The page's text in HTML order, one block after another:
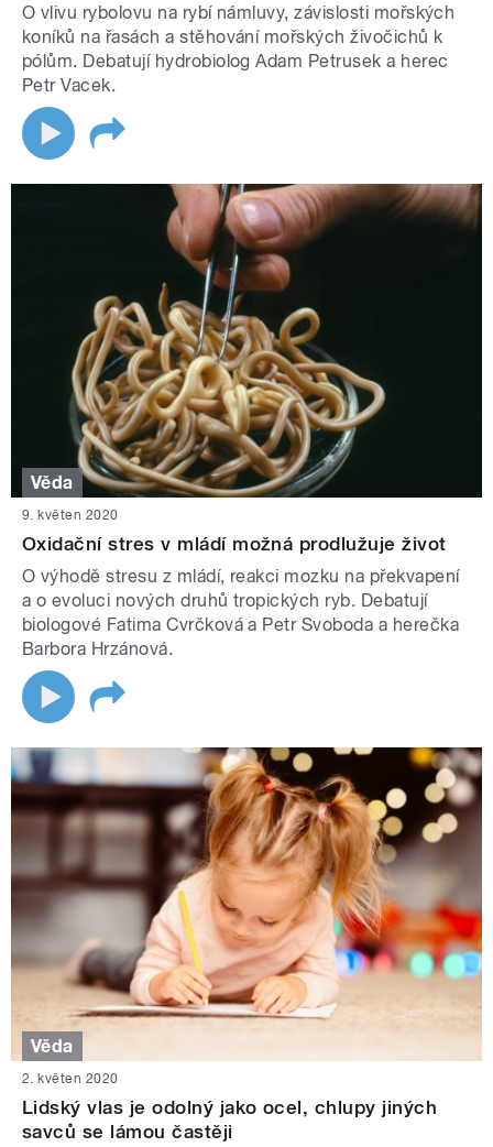
O vlivu rybolovu na rybí námluvy, závislosti mořských
koníků na řasách a stěhování mořských živočichů k
pólům. Debatují hydrobiolog Adam Petrusek a herec
Petr Vacek.
Věda
9. květen 2020
Oxidační stres v mládí možná prodlužuje život
O výhodě stresu z mládí, reakci mozku na překvapení
a o evoluci nových druhů tropických ryb. Debatují
biologové Fatima Cvrčková a Petr Svoboda a herečka
Barbora Hrzánová.
Věda
2. květen 2020
Lidský vlas je odolný jako ocel, chlupy jiných
savců se lámou častěji